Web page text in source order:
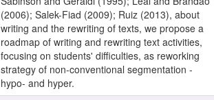
(2006); Salek-Fiad (2009); Ruiz (2013), about
writing and the rewriting of texts, we propose a
roadmap of writing and rewriting text activities,
focusing on students' difficulties, as reworking
strategy of non-conventional segmentation -
hypo- and hyper.